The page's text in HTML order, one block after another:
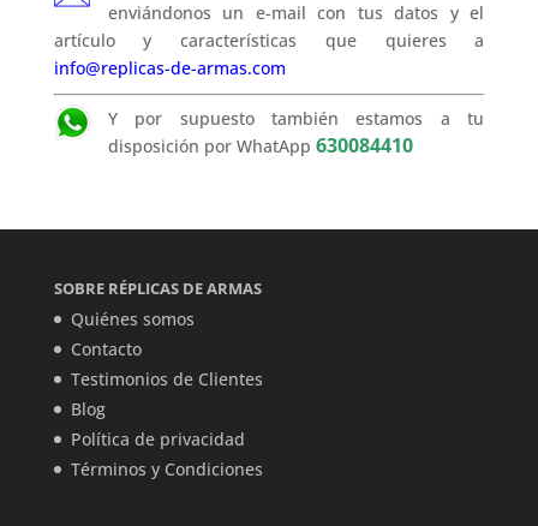
enviándonos un e-mail con tus datos y el
artículo y características que quieres a
info@replicas-de-armas.com
Y por supuesto también estamos a tu
disposición por WhatApp 630084410
SOBRE RÉPLICAS DE ARMAS
Quiénes somos
Contacto
Testimonios de Clientes
Blog
Política de privacidad
Términos y Condiciones